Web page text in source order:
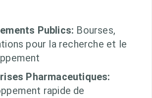
Publics: Bourses,
pour la recherche et le
Pharmaceutiques:
rapide de